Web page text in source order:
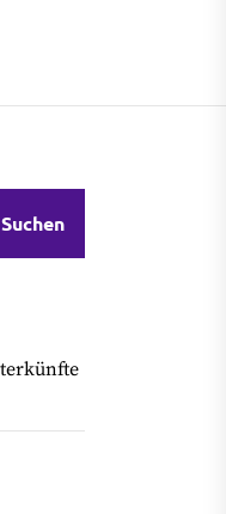
Suchen